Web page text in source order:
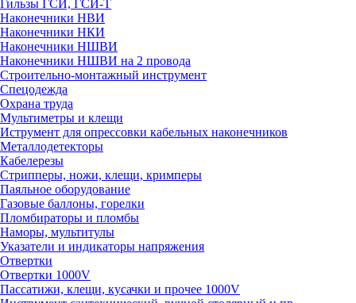
Гильзы ГСИ, ГСИ-Т
Наконечники НВИ
Наконечники НКИ
Наконечники НШВИ
Наконечники НШВИ на 2 провода
Строительно-монтажный инструмент
Спецодежда
Охрана труда
Мультиметры и клещи
Иструмент для опрессовки кабельных наконечников
Металлодетекторы
Кабелерезы
Стрипперы, ножи, клещи, кримперы
Паяльное оборудование
Газовые баллоны, горелки
Пломбираторы и пломбы
Наморы, мультитулы
Указатели и индикаторы напряжения
Отвертки
Отвертки 1000V
Пассатижи, клещи, кусачки и прочее 1000V